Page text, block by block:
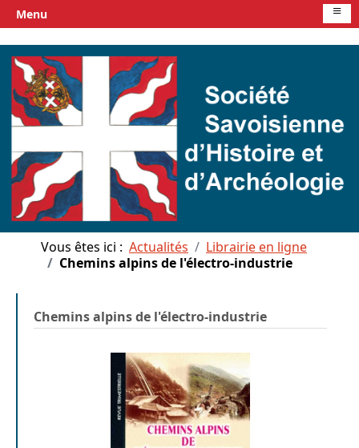
Vous êtes ici : Actualités
Librairie en ligne
Chemins alpins de l'électro-industrie
Chemins alpins de l'électro-industrie
Menu ≡